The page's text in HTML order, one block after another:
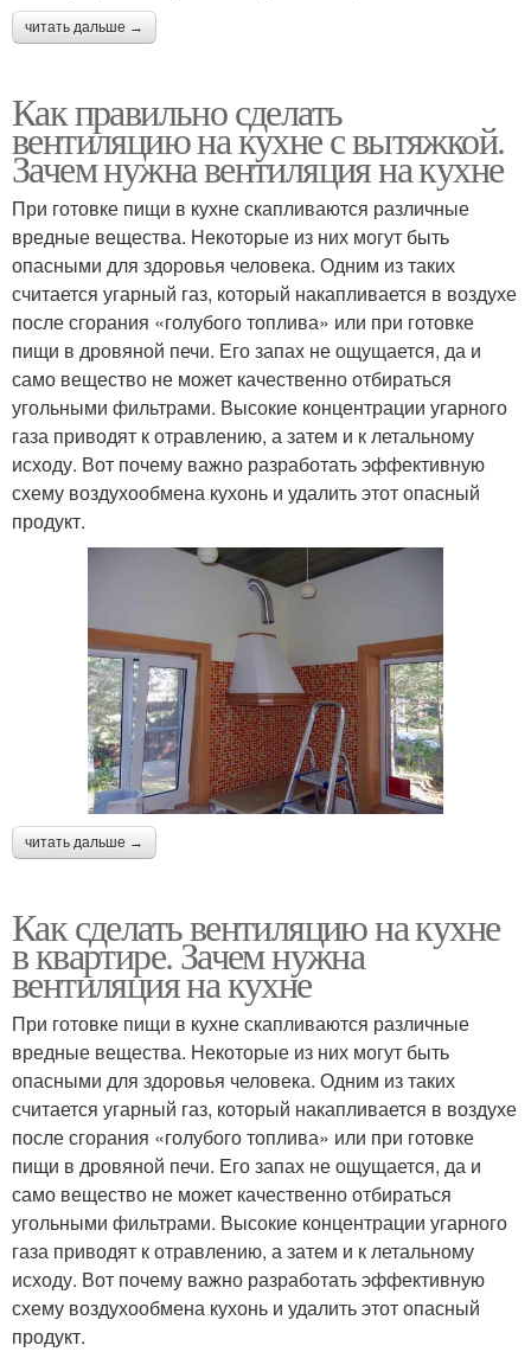
читать дальше →
Как правильно сделать
вентиляцию на кухне с вытяжкой.
Зачем нужна вентиляция на кухне
При готовке пищи в кухне скапливаются различные
вредные вещества. Некоторые из них могут быть
опасными для здоровья человека. Одним из таких
считается угарный газ, который накапливается в воздухе
после сгорания «голубого топлива» или при готовке
пищи в дровяной печи. Его запах не ощущается, да и
само вещество не может качественно отбираться
угольными фильтрами. Высокие концентрации угарного
газа приводят к отравлению, а затем и к летальному
исходу. Вот почему важно разработать эффективную
схему воздухообмена кухонь и удалить этот опасный
продукт.
читать дальше →
Как сделать вентиляцию на кухне
в квартире. Зачем нужна
вентиляция на кухне
При готовке пищи в кухне скапливаются различные
вредные вещества. Некоторые из них могут быть
опасными для здоровья человека. Одним из таких
считается угарный газ, который накапливается в воздухе
после сгорания «голубого топлива» или при готовке
пищи в дровяной печи. Его запах не ощущается, да и
само вещество не может качественно отбираться
угольными фильтрами. Высокие концентрации угарного
газа приводят к отравлению, а затем и к летальному
исходу. Вот почему важно разработать эффективную
схему воздухообмена кухонь и удалить этот опасный
продукт.